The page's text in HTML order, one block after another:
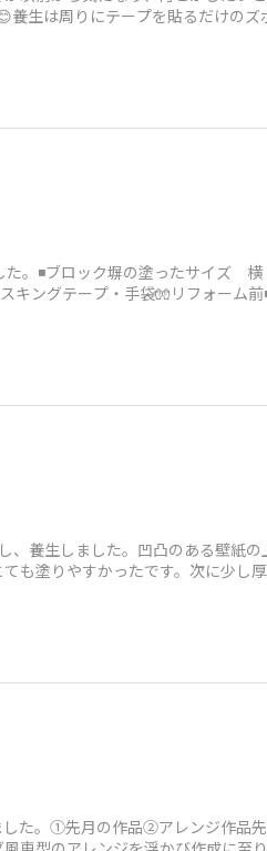
養生は周りにテープを貼るだけの
た。◾️ブロック塀の塗ったサイズ
ングテープ・手袋🧤リフォーム前
養生しました。凹凸のある壁紙の
も塗りやすかったです。次に少し
した。①先月の作品②アレンジ作品